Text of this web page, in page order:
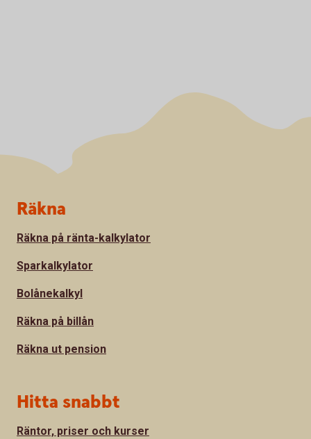
Sidfot
Räkna
Räkna på ränta-kalkylator
Sparkalkylator
Bolånekalkyl
Räkna på billån
Räkna ut pension
Hitta snabbt
Räntor, priser och kurser